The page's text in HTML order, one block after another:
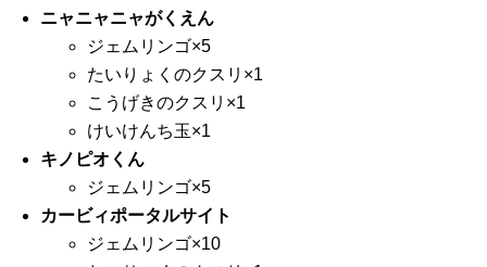
ニャニャニャがくえん
ジェムリンゴ×5
たいりょくのクスリ×1
こうげきのクスリ×1
けいけんち玉×1
キノピオくん
ジェムリンゴ×5
カービィポータルサイト
ジェムリンゴ×10